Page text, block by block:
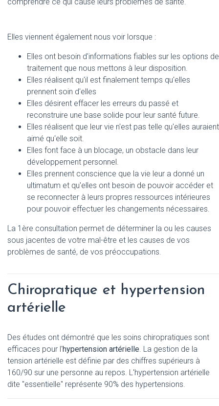
Elles viennent également nous voir lorsque :
Elles ont besoin d'informations fiables sur les options de
traitement que nous mettons à leur disposition.
Elles réalisent qu'il est finalement temps qu'elles
prennent soin d'elles
Elles désirent effacer les erreurs du passé et
reconstruire une base solide pour leur santé future.
Elles réalisent que leur vie n'est pas telle qu'elles auraient
aimé qu'elle soit.
Elles font face à un blocage, un obstacle dans leur
développement personnel.
Elles prennent conscience que la vie leur a donné un
ultimatum et qu'elles ont besoin de pouvoir accéder et
se reconnecter à leurs propres ressources intérieures
pour pouvoir effectuer les changements nécessaires.
La 1ère consultation permet de déterminer la ou les causes
sous jacentes de votre mal-être et les causes de vos
problèmes de santé, de vos préoccupations.
Chiropratique et hypertension
artérielle
Des études ont démontré que les soins chiropratiques sont
efficaces pour l'hypertension artérielle. La gestion de la
tension artérielle est définie par des chiffres supérieurs à
160/90 sur une personne au repos. L'hypertension artérielle
dite "essentielle" représente 90% des hypertensions.